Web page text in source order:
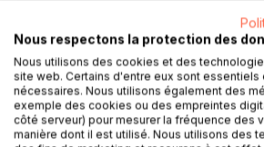
DESCRIPTION
AUGUSTIN, MA bataille de Loigny
Nous respectons la protection des
Nous utilisons des cookies et des
site web. Certains d'entre eux sont essentiels
nécessaires. Nous utilisons également des
exemple des cookies ou des empreintes
côté serveur) pour mesurer la fréquence des
manière dont il est utilisé. Nous utilisons des